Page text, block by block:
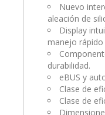
Nuevo
aleación de
Display
manejo rápido
durabilidad.
eBUS y
Clase de
Clase de